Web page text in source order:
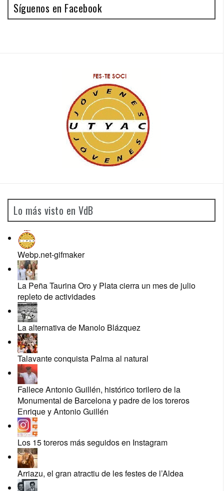
Síguenos en Facebook
Lo más visto en VdB
Webp.net-gifmaker
La Peña Taurina Oro y Plata cierra un mes de julio
repleto de actividades
La alternativa de Manolo Blázquez
Talavante conquista Palma al natural
Fallece Antonio Guillén, histórico torilero de la
Monumental de Barcelona y padre de los toreros
Enrique y Antonio Guillén
Los 15 toreros más seguidos en Instagram
Arriazu, el gran atractiu de les festes de l’Aldea